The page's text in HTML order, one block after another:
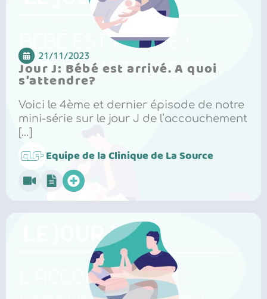
21/11/2023
Jour J: Bébé est arrivé. A quoi
s’attendre?
Voici le 4ème et dernier épisode de notre
mini-série sur le jour J de l’accouchement
[…]
Equipe de la Clinique de La Source